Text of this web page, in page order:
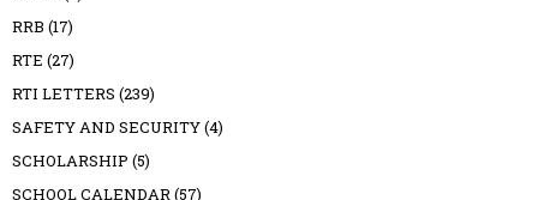
RRB (17)
RTE (27)
RTI LETTERS (239)
SAFETY AND SECURITY(4)
SCHOLARSHIP (5)
SCHOOL CALENDAR(57)